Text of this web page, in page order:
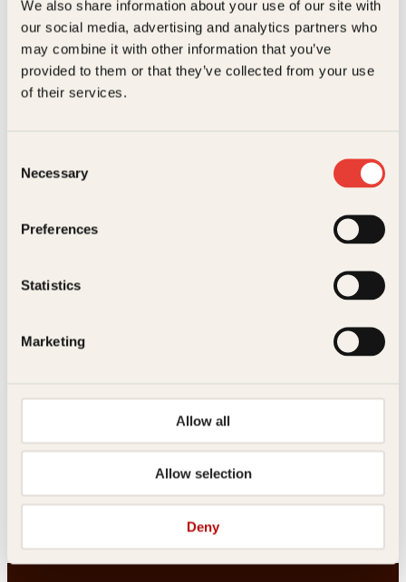
We also share information about your use of our site with
our social media, advertising and analytics partners who
may combine it with other information that you’ve
provided to them or that they’ve collected from your use
of their services.
Selection
Necessary
Preferences
Statistics
Marketing
Allow all
Allow selection
Deny
v
a
r
2
:
2
6
2
k
Pocket99krLes mer
Hva skjer i Nord-Norge?